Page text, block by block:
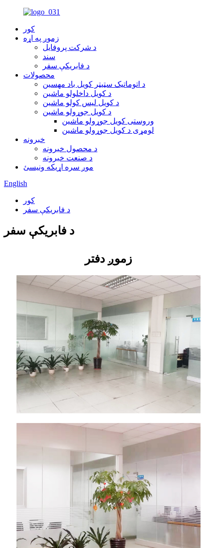
کور
زموږ په اړه
د شرکت پروفایل
سند
د فابریکې سفر
محصولات
د اتوماتیک سټیټر کویل باد مهسین
د کویل داخلولو ماشین
د کویل لیس کولو ماشین
د کویل جوړولو ماشین
وروستی کویل جوړولو ماشین
لومړی د کویل جوړولو ماشین
خبرونه
د محصول خبرونه
د صنعت خبرونه
موږ سره اړیکه ونیسئ
English
کور
د فابریکې سفر
د فابریکې سفر
زموږ دفتر